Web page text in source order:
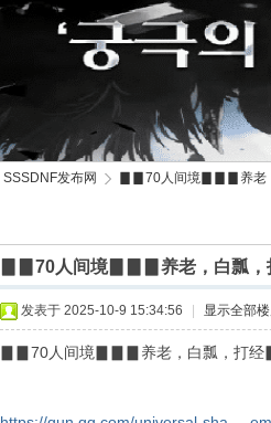
SSSDNF发布网
›
▊▊70人间境▊▊▊养老
▊▊70人间境▊▊▊养老，白瓢
发表于 2025-10-9 15:34:56 显示全部
▊▊70人间境▊▊▊养老，白瓢，打经